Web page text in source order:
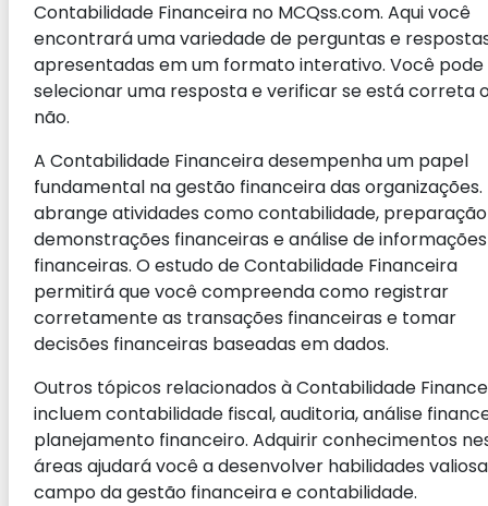
Contabilidade Financeira no MCQss.com. Aqui você
encontrará uma variedade de perguntas e
apresentadas em um formato interativo. Você pode
selecionar uma resposta e verificar se está correta
não.
A Contabilidade Financeira desempenha um papel
fundamental na gestão financeira das organizações.
abrange atividades como contabilidade,
demonstrações financeiras e análise de informações
financeiras. O estudo de Contabilidade Financeira
permitirá que você compreenda como registrar
corretamente as transações financeiras e tomar
decisões financeiras baseadas em dados.
Outros tópicos relacionados à Contabilidade
incluem contabilidade fiscal, auditoria, análise
planejamento financeiro. Adquirir conhecimentos
áreas ajudará você a desenvolver habilidades
campo da gestão financeira e contabilidade.